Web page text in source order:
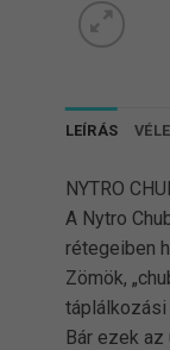
LEÍRÁS
NYTRO
A Nytro
rétegeiben
Zömök,
táplálkozási
Bár ezek